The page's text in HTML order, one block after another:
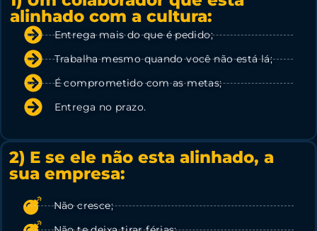
alinhado com a cultura:
Entrega mais do que é pedido;
Trabalha mesmo quando você não está lá;
É comprometido com as metas;
Entrega no prazo.
2) E se ele não esta alinhado, a
sua empresa:
Não cresce;